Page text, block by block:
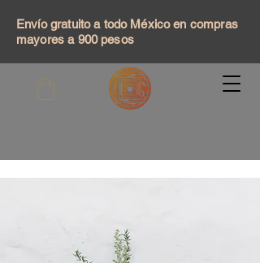
Envío gratuito a todo México en compras
mayores a 900 pesos